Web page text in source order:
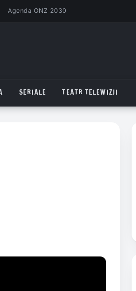
Agenda ONZ 2030
SERIALE TEATR TELEWIZJI